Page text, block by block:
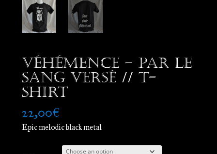
Véhémence – Par le
Sang Versé // T-
Shirt
22,00€
Epic melodic black metal